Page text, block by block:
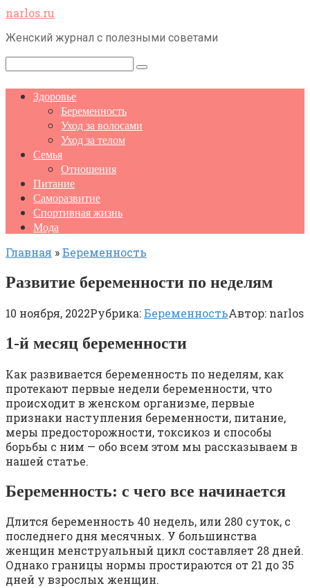
Перейти
контенту
narlos.ru
Женский журнал с полезными советами
Поиск:
Здоровье
Беременность
Уход за волосами
Уход за телом
Семья
Отношения
Питание
Саморазвитие
Спортивная жизнь
Мода
Главная »Беременность
Развитие беременности по неделям
10 ноября, 2022Рубрика:БеременностьАвтор: narlos
1-й месяц беременности
Как развивается беременность по неделям, как
протекают первые недели беременности, что
происходит в женском организме, первые
признаки наступления беременности, питание,
меры предосторожности, токсикоз и способы
борьбы с ним — обо всем этом мы рассказываем в
нашей статье.
Беременность: с чего все начинается
Длится беременность 40 недель, или 280 суток, с
последнего дня месячных. У большинства
женщин менструальный цикл составляет 28 дней.
Однако границы нормы простираются от 21 до 35
дней у взрослых женщин.